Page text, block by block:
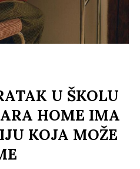
U ŠKOLU
HOME IMA
KOJA MOŽE